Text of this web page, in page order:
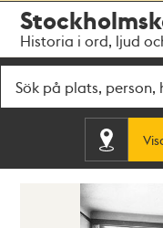
navigationen
huvudinnehållet
Historia i ord, ljud